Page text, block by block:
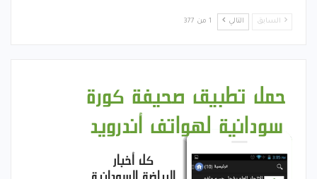
السابق التالي 1 من 377